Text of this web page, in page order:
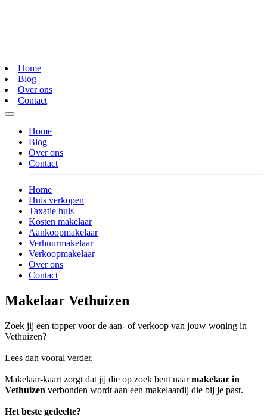
Home
Blog
Over ons
Contact
Home
Blog
Over ons
Contact
Home
Huis verkopen
Taxatie huis
Kosten makelaar
Aankoopmakelaar
Verhuurmakelaar
Verkoopmakelaar
Over ons
Contact
Makelaar Vethuizen
Zoek jij een topper voor de aan- of verkoop van jouw woning in
Vethuizen?
Lees dan vooral verder.
Makelaar-kaart zorgt dat jij die op zoek bent naarmakelaar in
Vethuizen verbonden wordt aan een makelaardij die bij je past.
Het beste gedeelte?